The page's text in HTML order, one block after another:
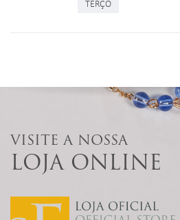
TERÇO
VISITE A NOSSA
LOJA ONLINE